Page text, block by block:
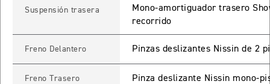
Precio desde $9.790.000
NEWTIGER SPORT 660
Suspensión trasera
Mono-amortiguador trasero
recorrido
Freno Delantero Pinzas deslizantes Nissin de 2
Freno Trasero Pinza deslizante Nissin mono-